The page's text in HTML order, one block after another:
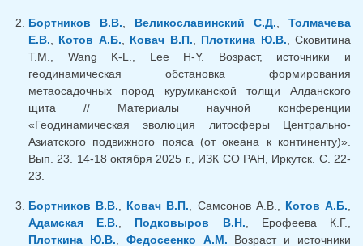
Бортников В.В. Великославинский С.Д.
Толмачева
Е.В.
Котов А.Б. Ковач В.П. Плоткина Ю.В. , Сковитина
Т.М., Wang K-L., Lee H-Y. Возраст, источники и
геодинамическая обстановка формирования
метаосадочных пород курумканской толщи Алданского
щита // Материалы научной конференции
«Геодинамическая эволюция литосферы Центрально-
Азиатского подвижного пояса (от океана к континенту)».
Вып. 23. 14-18 октября 2025 г., ИЗК СО РАН, Иркутск. С. 22-
23.
Бортников В.В. Ковач В.П. , Самсонов А.В., Котов А.Б.
Адамская Е.В.
Подковыров В.Н. , Ерофеева К.Г.,
Плоткина Ю.В.
Федосеенко А.М. Возраст и источники